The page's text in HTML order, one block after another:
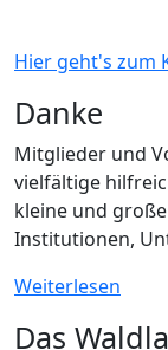
Hier geht's zum
Danke
Mitglieder und
vielfältige
kleine und
Institutionen,
Weiterlesen
Das